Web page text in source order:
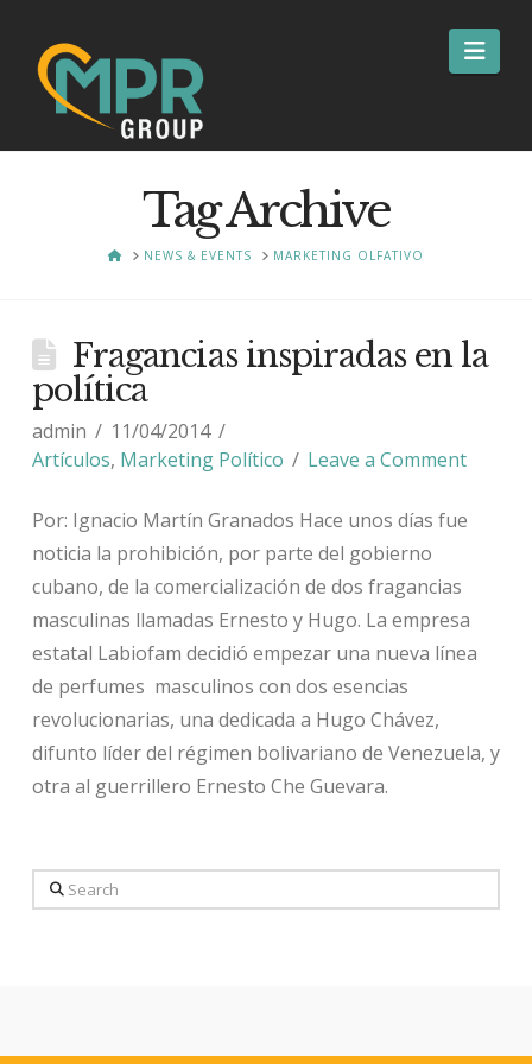
Tag Archive
HOMENEWS & EVENTS MARKETING OLFATIVO
Fragancias inspiradas en la
política
admin
11/04/2014
Artículos, Marketing Político Leave a Comment
Por: Ignacio Martín Granados Hace unos días fue
noticia la prohibición, por parte del gobierno
cubano, de la comercialización de dos fragancias
masculinas llamadas Ernesto y Hugo. La empresa
estatal Labiofam decidió empezar una nueva línea
de perfumes masculinos con dos esencias
revolucionarias, una dedicada a Hugo Chávez,
difunto líder del régimen bolivariano de Venezuela, y
otra al guerrillero Ernesto Che Guevara.
Search